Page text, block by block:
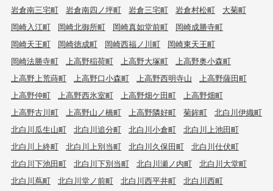
岩倉南三宅町
岩倉南四ノ坪町 岩倉三宅町 岩倉村松町
大菊町
岡崎入江町
岡崎北御所町 岡崎真如堂前町
岡崎成勝寺町
岡崎天王町
岡崎徳成町 岡崎西福ノ川町
岡崎東天王町
岡崎法勝寺町
上高野稲荷町 上高野大塚町
上高野奥小森町
上高野上荒蒔町
上高野口小森町 上高野西明寺山
上高野薩田町
上高野仲町
上高野西氷室町 上高野畑ケ田町
上高野畑町
上高野古川町
上高野山ノ橋町 上高野隣好町 菊鉾町
北白川伊織町
北白川瓜生山町
北白川追分町 北白川小倉町
北白川上池田町
北白川上終町
北白川上別当町 北白川久保田町
北白川仕伏町
北白川下池田町
北白川下別当町 北白川瀬ノ内町
北白川大堂町
北白川蔦町
北白川堂ノ前町 北白川西平井町
北白川西町